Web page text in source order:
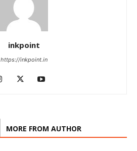
inkpoint
https://inkpoint.in
MORE FROM AUTHOR